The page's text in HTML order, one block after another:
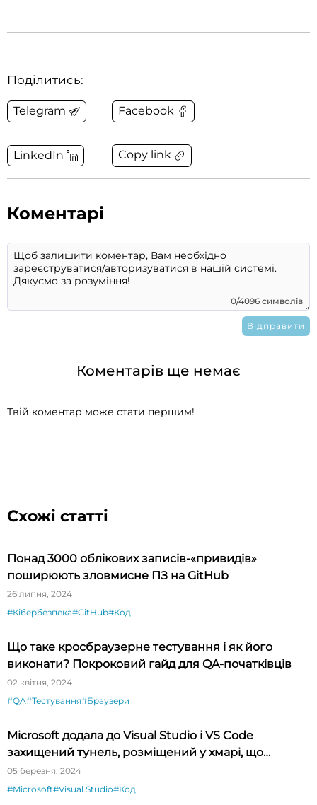
Поділитись:
Telegram Facebook
LinkedIn Copy link
Коментарі
0/4096 символів
Коментарів ще немає
Твій коментар може стати першим!
Схожі статті
Понад 3000 облікових записів-«привидів»
поширюють зловмисне ПЗ на GitHub
26 липня, 2024
#Кібербезпека#GitHub#Код
Що таке кросбраузерне тестування і як його
виконати? Покроковий гайд для QA-початківців
02 квітня, 2024
#QA#Тестування#Браузери
Microsoft додала до Visual Studio і VS Code
захищений тунель, розміщений у хмарі, що
спрощує тестування API
05 березня, 2024
#Microsoft#Visual Studio#Код